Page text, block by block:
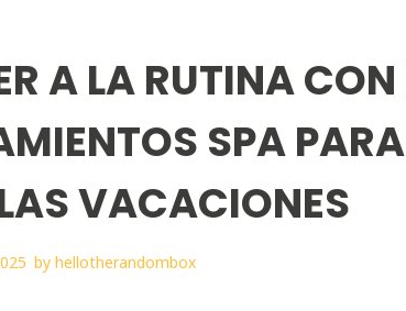
A LA RUTINA CON
SPA
VACACIONES
by hellotherandombox